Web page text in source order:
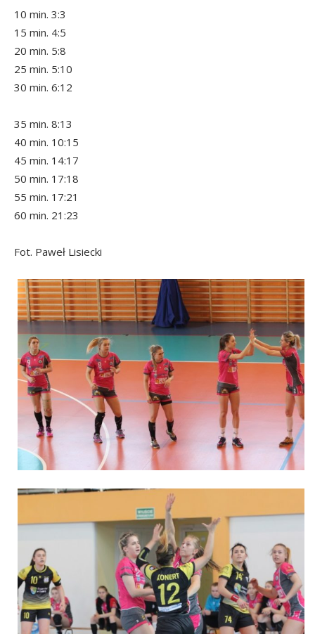
10 min. 3:3
15 min. 4:5
20 min. 5:8
25 min. 5:10
30 min. 6:12
35 min. 8:13
40 min. 10:15
45 min. 14:17
50 min. 17:18
55 min. 17:21
60 min. 21:23
Fot. Paweł Lisiecki